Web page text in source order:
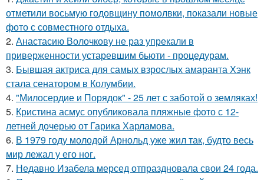
отметили восьмую годовщину помолвки, показали новые
фото с совместного отдыха.
2. Анастасию Волочкову не раз упрекали в
приверженности устаревшим бьюти - процедурам.
3. Бывшая актриса для самых взрослых амаранта Хэнк
стала сенатором в Колумбии.
4. "Милосердие и Порядок" - 25 лет с заботой о земляках!
5. Кристина асмус опубликовала пляжные фото с 12-
летней дочерью от Гарика Харламова.
6. В 1979 году молодой Арнольд уже жил так, будто весь
мир лежал у его ног.
7. Недавно Изабела мерсед отпраздновала свои 24 года.